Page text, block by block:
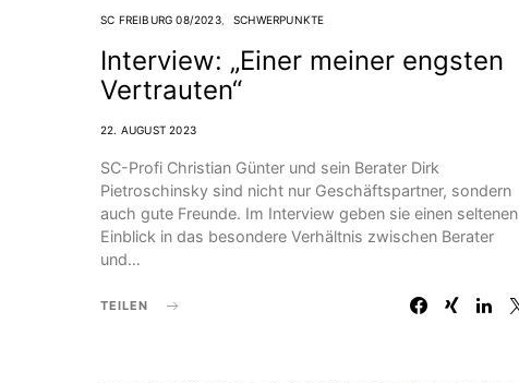
SC FREIBURG 08/2023 SCHWERPUNKTE
Interview: „Einer meiner engsten
Vertrauten“
22. AUGUST 2023
SC-Profi Christian Günter und sein Berater Dirk
Pietroschinsky sind nicht nur Geschäftspartner, sondern
auch gute Freunde. Im Interview geben sie einen seltenen
Einblick in das besondere Verhältnis zwischen Berater
und…
TEILEN